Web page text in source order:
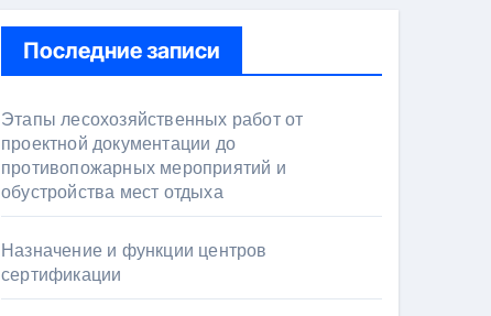
Последние записи
Этапы лесохозяйственных работ от
проектной документации до
противопожарных мероприятий и
обустройства мест отдыха
Назначение и функции центров
сертификации